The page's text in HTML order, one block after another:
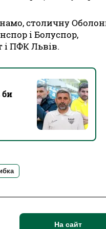
столичну
і Болуспор,
і ПФК Львів.
би
На сайт